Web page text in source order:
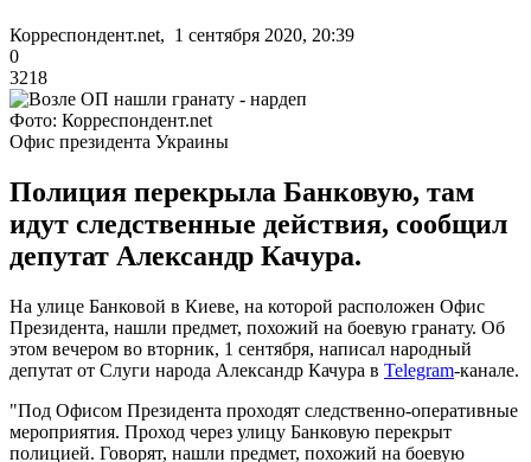
Корреспондент.net, 1 сентября 2020, 20:39
0
3218
Фото: Корреспондент.net
Офис президента Украины
Полиция перекрыла Банковую, там
идут следственные действия, сообщил
депутат Александр Качура.
На улице Банковой в Киеве, на которой расположен Офис
Президента, нашли предмет, похожий на боевую гранату. Об
этом вечером во вторник, 1 сентября, написал народный
депутат от Слуги народа Александр Качура в Telegram-канале.
"Под Офисом Президента проходят следственно-оперативные
мероприятия. Проход через улицу Банковую перекрыт
полицией. Говорят, нашли предмет, похожий на боевую